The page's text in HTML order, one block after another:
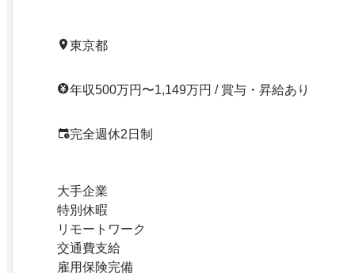
東京都
年収500万円〜1,149万円 / 賞与・昇給あり
完全週休2日制
大手企業
特別休暇
リモートワーク
交通費支給
雇用保険完備